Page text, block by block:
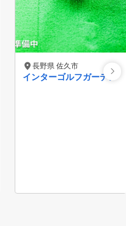
長野県 佐久市
インターゴルフガーデン